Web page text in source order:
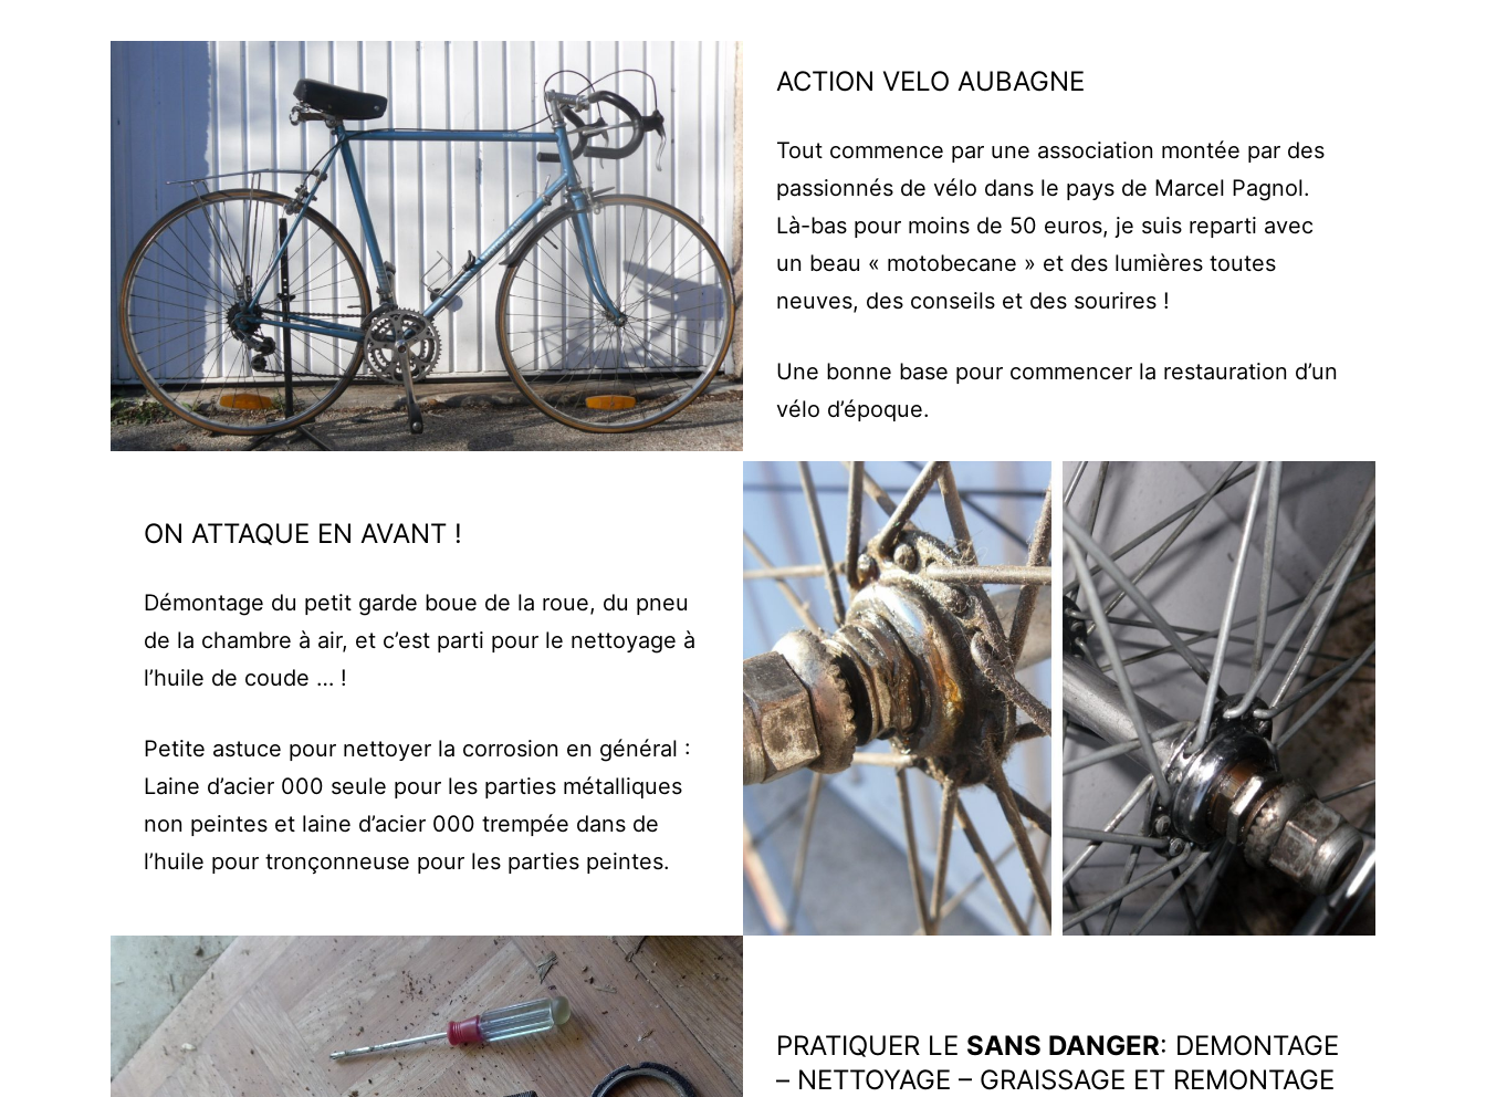
ACTION VELO AUBAGNE
Tout commence par une association montée par des
passionnés de vélo dans le pays de Marcel Pagnol.
Là-bas pour moins de 50 euros, je suis reparti avec
un beau « motobecane » et des lumières toutes
neuves, des conseils et des sourires !
Une bonne base pour commencer la restauration d’un
vélo d’époque.
ON ATTAQUE EN AVANT !
Démontage du petit garde boue de la roue, du pneu
de la chambre à air, et c’est parti pour le nettoyage à
l’huile de coude … !
Petite astuce pour nettoyer la corrosion en général :
Laine d’acier 000 seule pour les parties métalliques
non peintes et laine d’acier 000 trempée dans de
l’huile pour tronçonneuse pour les parties peintes.
PRATIQUER LE SANS DANGER: DEMONTAGE
– NETTOYAGE – GRAISSAGE ET REMONTAGE